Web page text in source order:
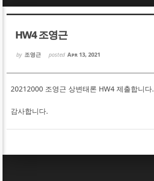
HW4 조영근
by 조영근 posted Apr 13, 2021
20212000 조영근 상변태론 HW4 제출합니다.
감사합니다.
Sketchbook5, 스케치북5
Sketchbook5, 스케치북5
Sketchbook5, 스케치북5
Sketchbook5, 스케치북5